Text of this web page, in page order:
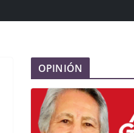
OPINIÓN